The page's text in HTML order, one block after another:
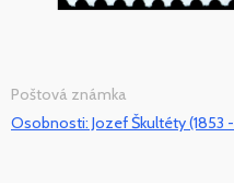
Poštová známka
Osobnosti: Jozef Škultéty (1853